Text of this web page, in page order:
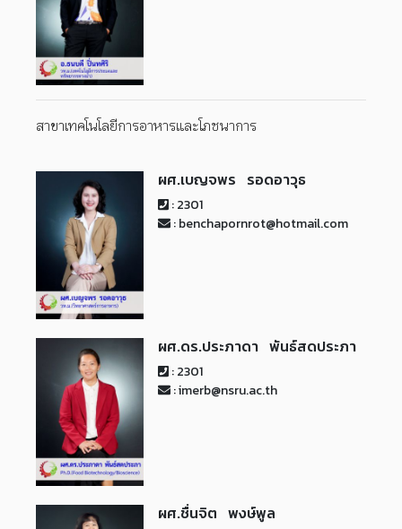
สาขาเทคโนโลยีการอาหารและโภชนาการ
ผศ.เบญจพร รอดอาวุธ
: 2301
: benchapornrot@hotmail.com
ผศ.ดร.ประภาดา พันธ์สดประภา
: 2301
: imerb@nsru.ac.th
ผศ.ชื่นจิต พงษ์พูล